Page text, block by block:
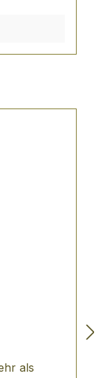
als